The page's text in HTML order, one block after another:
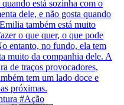
está sozinha com o
dele, e não gosta quando
também está muito
o que quer, o que pode
entanto, no fundo, ela tem
muito da companhia dele. A
de traços provocadores,
tem um lado doce e
próximas.
#Ação